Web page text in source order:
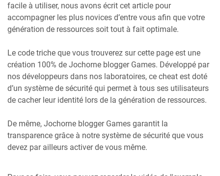
facile à utiliser, nous avons écrit cet article pour
accompagner les plus novices d’entre vous afin que votre
génération de ressources soit tout à fait optimale.
Le code triche que vous trouverez sur cette page est une
création 100% de Jochorne blogger Games. Développé par
nos développeurs dans nos laboratoires, ce cheat est doté
d’un système de sécurité qui permet à tous ses utilisateurs
de cacher leur identité lors de la génération de ressources.
De même, Jochorne blogger Games garantit la
transparence grâce à notre système de sécurité que vous
devez par ailleurs activer de vous même.